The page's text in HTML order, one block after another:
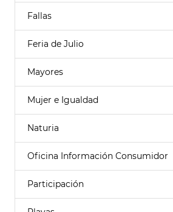
Fallas
Feria de Julio
Mayores
Mujer e Igualdad
Naturia
Oficina Información Consumidor
Participación